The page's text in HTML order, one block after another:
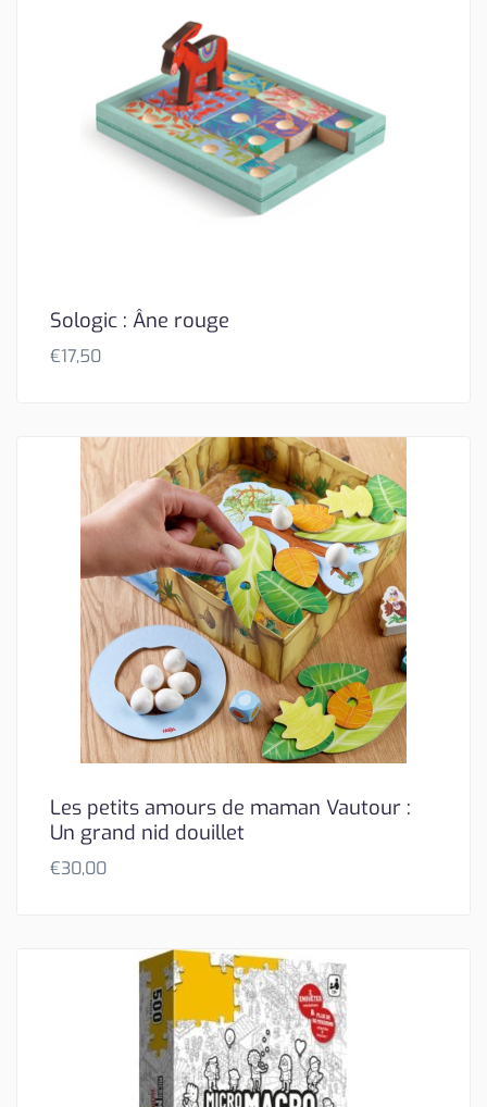
Sologic : Âne rouge
€17,50
Les petits amours de maman Vautour :
Un grand nid douillet
€30,00